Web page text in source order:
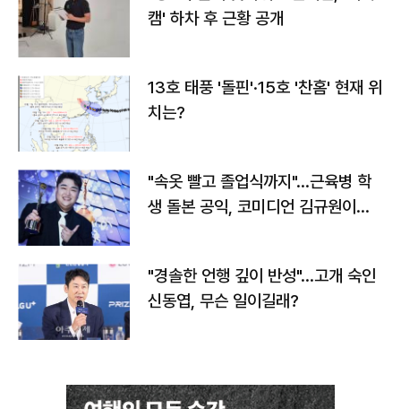
캠' 하차 후 근황 공개
13호 태풍 '돌핀'·15호 '찬홈' 현재 위
치는?
"속옷 빨고 졸업식까지"…근육병 학
생 돌본 공익, 코미디언 김규원이었
"경솔한 언행 깊이 반성"…고개 숙인
신동엽, 무슨 일이길래?